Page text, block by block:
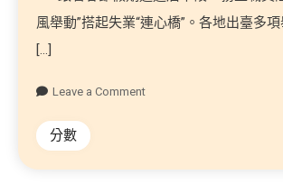
風舉動”搭起失業“連心橋”。各地出臺多
[…]
Leave a Comment
分數